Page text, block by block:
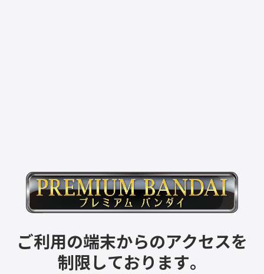
ご利用の端末からのアクセスを
制限しております。